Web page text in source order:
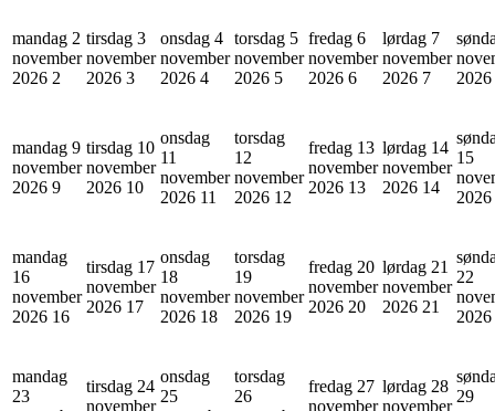
mandag 2
november
2026 2
tirsdag 3
november
2026 3
onsdag 4
november
2026 4
torsdag 5
november
2026 5
fredag 6
november
2026 6
lørdag 7
november
2026 7
2026
mandag 9
november
2026 9
tirsdag 10
november
2026 10
onsdag
11
november
2026 11
torsdag
12
november
2026 12
fredag 13
november
2026 13
lørdag 14
november
2026 14
15
2026
mandag
16
november
2026 16
tirsdag 17
november
2026 17
onsdag
18
november
2026 18
torsdag
19
november
2026 19
fredag 20
november
2026 20
lørdag 21
november
2026 21
22
2026
mandag
23
tirsdag 24
november
onsdag
25
torsdag
26
fredag 27
november
lørdag 28
november
29